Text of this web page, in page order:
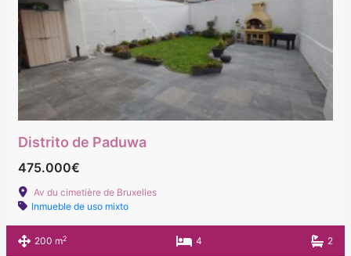
Distrito de Paduwa
475.000€
Av du cimetière de Bruxelles
Inmueble de uso mixto
200 m2 4 2